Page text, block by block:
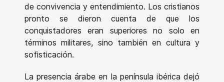
de convivencia y entendimiento. Los cristianos
pronto se dieron cuenta de que los
conquistadores eran superiores no solo en
términos militares, sino también en cultura y
sofisticación.
La presencia árabe en la península ibérica dejó